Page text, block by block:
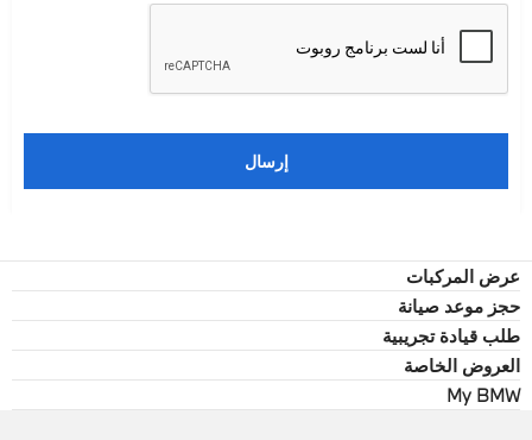
إرسال
عرض المركبات
حجز موعد صيانة
طلب قيادة تجريبية
العروض الخاصة
My BMW